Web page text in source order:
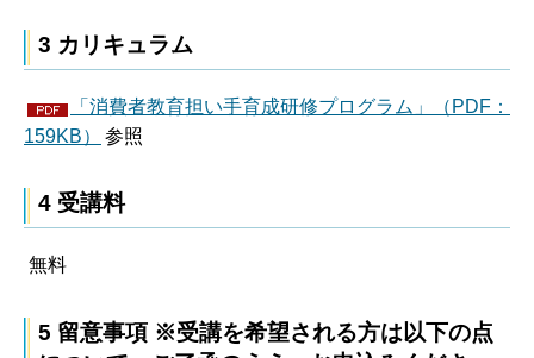
3 カリキュラム
「消費者教育担い手育成研修プログラム」（PDF：
159KB）
参照
4 受講料
無料
5 留意事項 ※受講を希望される方は以下の点